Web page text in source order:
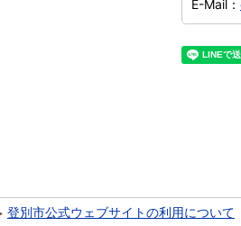
E-Mail：
登別市公式ウェブサイトの利用について